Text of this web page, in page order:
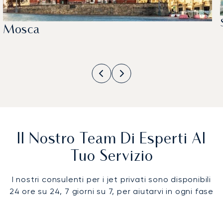
Mosca
Il Nostro Team Di Esperti Al
Tuo Servizio
I nostri consulenti per i jet privati sono disponibili
24 ore su 24, 7 giorni su 7, per aiutarvi in ogni fase